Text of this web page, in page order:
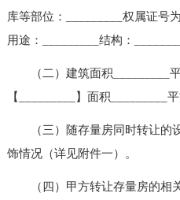
库等部位：_________权属证号
用途：_________结构：
（二）建筑面积_________平
【_________】面积_________平
（三）随存量房同时转让的
饰情况（详见附件一）。
（四）甲方转让存量房的相